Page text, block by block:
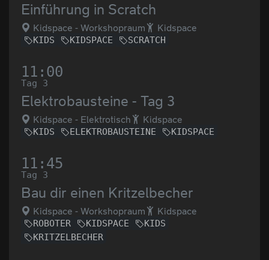
Einführung in Scratch
Kidspace - Workshopraum Kidspace
KIDS KIDSPACE SCRATCH
11:00
Tag 3
Elektrobausteine - Tag 3
Kidspace - Elektrotisch Kidspace
KIDS ELEKTROBAUSTEINE KIDSPACE
11:45
Tag 3
Bau dir einen Kritzelbecher
Kidspace - Workshopraum Kidspace
ROBOTER KIDSPACE
KIDS
KRITZELBECHER